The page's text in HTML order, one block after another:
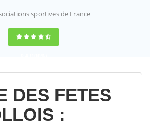
sportives de France
9,4(100%)
14358votes
DES FETES
: